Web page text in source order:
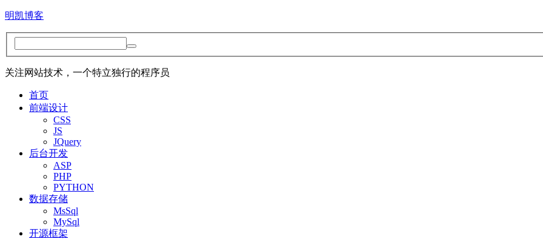
明凯博客
关注网站技术，一个特立独行的程序员
首页
前端设计
CSS
JS
JQuery
后台开发
ASP
PHP
PYTHON
数据存储
MsSql
MySql
开源框架